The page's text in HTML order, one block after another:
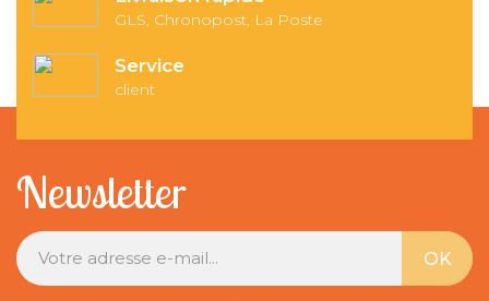
GLS, Chronopost, La Poste
Service
client
Newsletter